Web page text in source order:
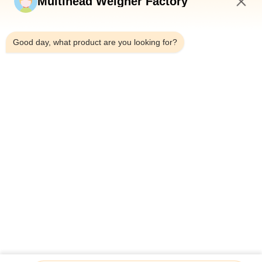
Good day, what product are you looking for?